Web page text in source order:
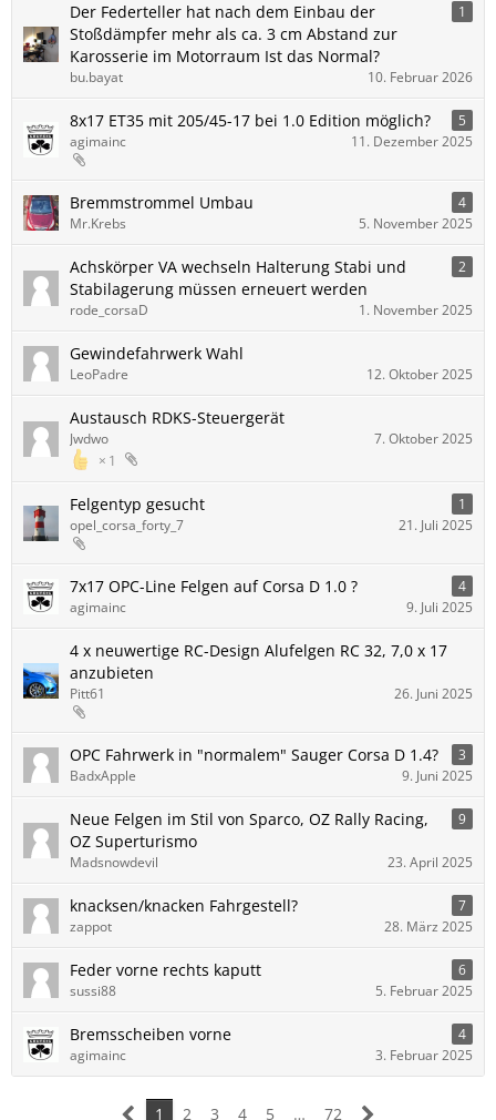
Der Federteller hat nach dem Einbau der
Stoßdämpfer mehr als ca. 3 cm Abstand zur
Karosserie im Motorraum Ist das Normal?
1
bu.bayat 10. Februar 2026
8x17 ET35 mit 205/45-17 bei 1.0 Edition möglich?
5
agimainc
11. Dezember 2025
Bremmstrommel Umbau
4
Mr.Krebs
5. November 2025
Achskörper VA wechseln Halterung Stabi und
Stabilagerung müssen erneuert werden
2
rode_corsaD 1. November 2025
Gewindefahrwerk Wahl
LeoPadre 12. Oktober 2025
Austausch RDKS-Steuergerät
1
Jwdwo 7. Oktober 2025
Felgentyp gesucht
1
opel_corsa_forty_7
21. Juli 2025
7x17 OPC-Line Felgen auf Corsa D 1.0 ?
4
agimainc
9. Juli 2025
4 x neuwertige RC-Design Alufelgen RC 32, 7,0 x 17
anzubieten
Pitt61 26. Juni 2025
OPC Fahrwerk in "normalem" Sauger Corsa D 1.4?
3
BadxApple
9. Juni 2025
Neue Felgen im Stil von Sparco, OZ Rally Racing,
OZ Superturismo
9
Madsnowdevil 23. April 2025
knacksen/knacken Fahrgestell?
7
zappot
28. März 2025
Feder vorne rechts kaputt
6
sussi88
5. Februar 2025
Bremsscheiben vorne
4
agimainc
3. Februar 2025
1 2 3 4 5 … 72